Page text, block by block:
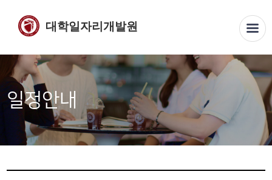
대학일자리개발원
일정안내